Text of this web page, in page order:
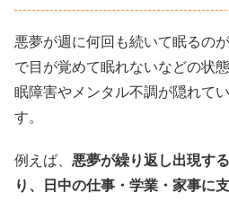
悪夢が週に何回も続いて眠るの
で目が覚めて眠れないなどの状
眠障害やメンタル不調が隠れて
す。
例えば、 悪夢が繰り返し出現す
り、日中の仕事・学業・家事に